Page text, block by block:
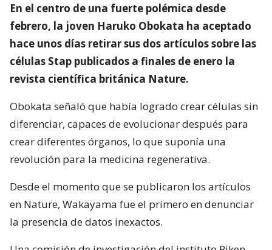
En el centro de una fuerte polémica desde
febrero, la joven Haruko Obokata ha aceptado
hace unos días retirar sus dos artículos sobre las
células Stap publicados a finales de enero la
revista científica británica Nature.
Obokata señaló que había logrado crear células sin
diferenciar, capaces de evolucionar después para
crear diferentes órganos, lo que suponía una
revolución para la medicina regenerativa.
Desde el momento que se publicaron los artículos
en Nature, Wakayama fue el primero en denunciar
la presencia de datos inexactos.